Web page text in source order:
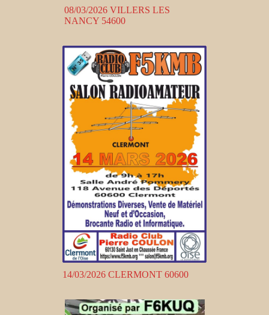
08/03/2026 VILLERS LES
NANCY 54600
14/03/2026 CLERMONT 60600